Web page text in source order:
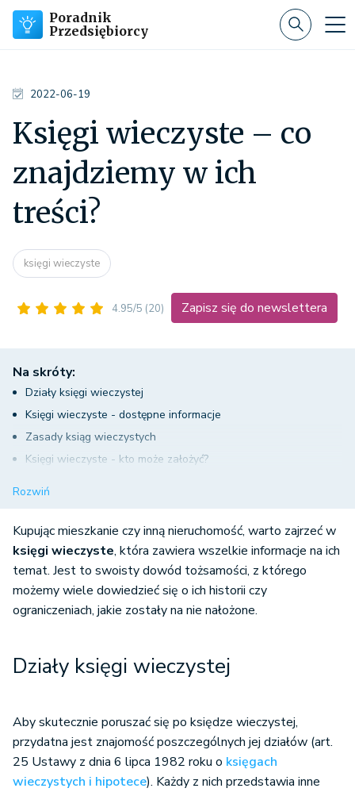
Poradnik
Przedsiębiorcy
2022-06-19
Księgi wieczyste – co
znajdziemy w ich
treści?
księgi wieczyste
4.95/5 (20) Zapisz się do newslettera
Na skróty:
Działy księgi wieczystej
Księgi wieczyste - dostępne informacje
Zasady ksiąg wieczystych
Księgi wieczyste - kto może założyć?
Podstawa prawna
Rozwiń
Kupując mieszkanie czy inną nieruchomość, warto zajrzeć w
księgi wieczyste, która zawiera wszelkie informacje na ich
temat. Jest to swoisty dowód tożsamości, z którego
możemy wiele dowiedzieć się o ich historii czy
ograniczeniach, jakie zostały na nie nałożone.
Działy księgi wieczystej
Aby skutecznie poruszać się po księdze wieczystej,
przydatna jest znajomość poszczególnych jej działów (art.
25 Ustawy z dnia 6 lipca 1982 roku o księgach
wieczystych i hipotece). Każdy z nich przedstawia inne